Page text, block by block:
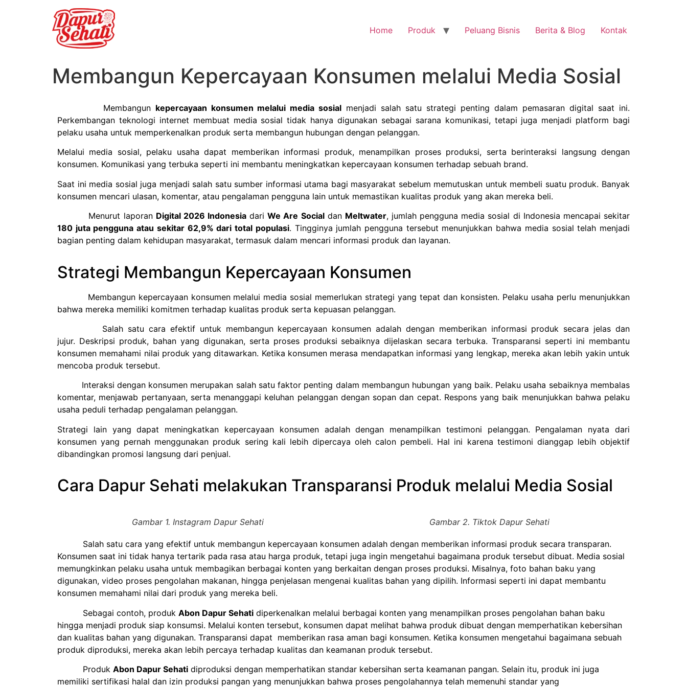
Home Produk Peluang Bisnis Berita & Blog Kontak
Membangun Kepercayaan Konsumen melalui Media Sosial
Membangun kepercayaan konsumen melalui media sosial menjadi salah satu strategi penting dalam pemasaran digital saat ini.
Perkembangan teknologi internet membuat media sosial tidak hanya digunakan sebagai sarana komunikasi, tetapi juga menjadi platform bagi
pelaku usaha untuk memperkenalkan produk serta membangun hubungan dengan pelanggan.
Melalui media sosial, pelaku usaha dapat memberikan informasi produk, menampilkan proses produksi, serta berinteraksi langsung dengan
konsumen. Komunikasi yang terbuka seperti ini membantu meningkatkan kepercayaan konsumen terhadap sebuah brand.
Saat ini media sosial juga menjadi salah satu sumber informasi utama bagi masyarakat sebelum memutuskan untuk membeli suatu produk. Banyak
konsumen mencari ulasan, komentar, atau pengalaman pengguna lain untuk memastikan kualitas produk yang akan mereka beli.
Menurut laporan Digital 2026 Indonesia dariWe Are Socialdan Meltwater, jumlah pengguna media sosial di Indonesia mencapai sekitar
180 juta pengguna atau sekitar 62,9% dari total populasi. Tingginya jumlah pengguna tersebut menunjukkan bahwa media sosial telah menjadi
bagian penting dalam kehidupan masyarakat, termasuk dalam mencari informasi produk dan layanan.
Strategi Membangun Kepercayaan Konsumen
Membangun kepercayaan konsumen melalui media sosial memerlukan strategi yang tepat dan konsisten. Pelaku usaha perlu menunjukkan
bahwa mereka memiliki komitmen terhadap kualitas produk serta kepuasan pelanggan.
Salah satu cara efektif untuk membangun kepercayaan konsumen adalah dengan memberikan informasi produk secara jelas dan
jujur. Deskripsi produk, bahan yang digunakan, serta proses produksi sebaiknya dijelaskan secara terbuka. Transparansi seperti ini membantu
konsumen memahami nilai produk yang ditawarkan. Ketika konsumen merasa mendapatkan informasi yang lengkap, mereka akan lebih yakin untuk
mencoba produk tersebut.
Interaksi dengan konsumen merupakan salah satu faktor penting dalam membangun hubungan yang baik. Pelaku usaha sebaiknya membalas
komentar, menjawab pertanyaan, serta menanggapi keluhan pelanggan dengan sopan dan cepat. Respons yang baik menunjukkan bahwa pelaku
usaha peduli terhadap pengalaman pelanggan.
Strategi lain yang dapat meningkatkan kepercayaan konsumen adalah dengan menampilkan testimoni pelanggan. Pengalaman nyata dari
konsumen yang pernah menggunakan produk sering kali lebih dipercaya oleh calon pembeli. Hal ini karena testimoni dianggap lebih objektif
dibandingkan promosi langsung dari penjual.
Cara Dapur Sehati melakukan Transparansi Produk melalui Media Sosial
Gambar 1. Instagram Dapur Sehati Gambar 2. Tiktok Dapur Sehati
Salah satu cara yang efektif untuk membangun kepercayaan konsumen adalah dengan memberikan informasi produk secara transparan.
Konsumen saat ini tidak hanya tertarik pada rasa atau harga produk, tetapi juga ingin mengetahui bagaimana produk tersebut dibuat. Media sosial
memungkinkan pelaku usaha untuk membagikan berbagai konten yang berkaitan dengan proses produksi. Misalnya, foto bahan baku yang
digunakan, video proses pengolahan makanan, hingga penjelasan mengenai kualitas bahan yang dipilih. Informasi seperti ini dapat membantu
konsumen memahami nilai dari produk yang mereka beli.
Sebagai contoh, produk Abon Dapur Sehati diperkenalkan melalui berbagai konten yang menampilkan proses pengolahan bahan baku
hingga menjadi produk siap konsumsi. Melalui konten tersebut, konsumen dapat melihat bahwa produk dibuat dengan memperhatikan kebersihan
dan kualitas bahan yang digunakan. Transparansi dapat memberikan rasa aman bagi konsumen. Ketika konsumen mengetahui bagaimana sebuah
produk diproduksi, mereka akan lebih percaya terhadap kualitas dan keamanan produk tersebut.
Produk Abon Dapur Sehati diproduksi dengan memperhatikan standar kebersihan serta keamanan pangan. Selain itu, produk ini juga
memiliki sertifikasi halal dan izin produksi pangan yang menunjukkan bahwa proses pengolahannya telah memenuhi standar yang